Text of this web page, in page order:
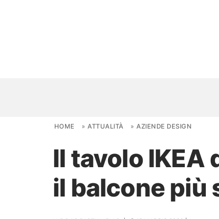
NOVITÀ
AMBIENTI
HOME » ATTUALITÀ » AZIENDE DESIGN
Il tavolo IKEA
il balcone più